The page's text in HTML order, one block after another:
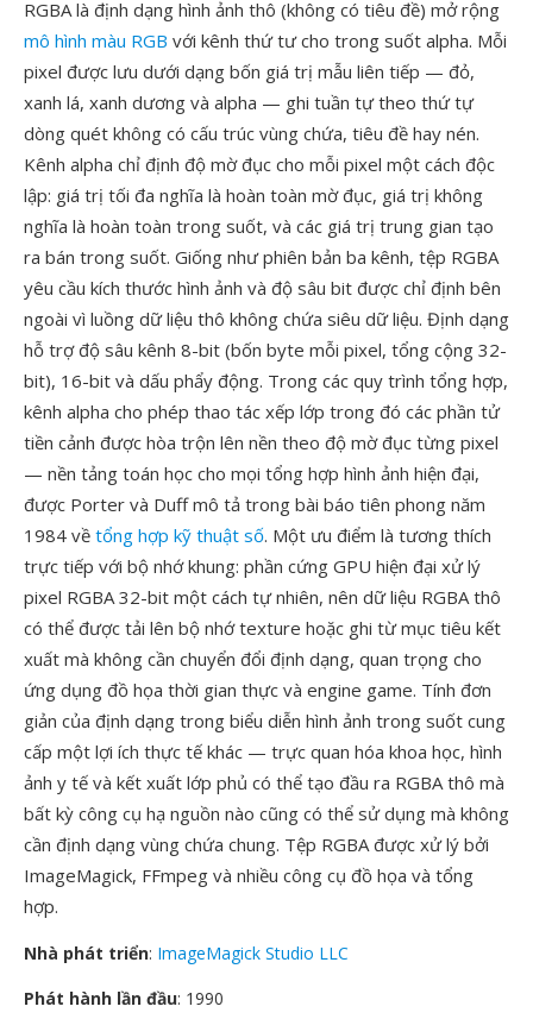
RGBA là định dạng hình ảnh thô (không có tiêu đề) mở rộng
mô hình màu RGB với kênh thứ tư cho trong suốt alpha. Mỗi
pixel được lưu dưới dạng bốn giá trị mẫu liên tiếp — đỏ,
xanh lá, xanh dương và alpha — ghi tuần tự theo thứ tự
dòng quét không có cấu trúc vùng chứa, tiêu đề hay nén.
Kênh alpha chỉ định độ mờ đục cho mỗi pixel một cách độc
lập: giá trị tối đa nghĩa là hoàn toàn mờ đục, giá trị không
nghĩa là hoàn toàn trong suốt, và các giá trị trung gian tạo
ra bán trong suốt. Giống như phiên bản ba kênh, tệp RGBA
yêu cầu kích thước hình ảnh và độ sâu bit được chỉ định bên
ngoài vì luồng dữ liệu thô không chứa siêu dữ liệu. Định dạng
hỗ trợ độ sâu kênh 8-bit (bốn byte mỗi pixel, tổng cộng 32-
bit), 16-bit và dấu phẩy động. Trong các quy trình tổng hợp,
kênh alpha cho phép thao tác xếp lớp trong đó các phần tử
tiền cảnh được hòa trộn lên nền theo độ mờ đục từng pixel
— nền tảng toán học cho mọi tổng hợp hình ảnh hiện đại,
được Porter và Duff mô tả trong bài báo tiên phong năm
1984 về tổng hợp kỹ thuật số. Một ưu điểm là tương thích
trực tiếp với bộ nhớ khung: phần cứng GPU hiện đại xử lý
pixel RGBA 32-bit một cách tự nhiên, nên dữ liệu RGBA thô
có thể được tải lên bộ nhớ texture hoặc ghi từ mục tiêu kết
xuất mà không cần chuyển đổi định dạng, quan trọng cho
ứng dụng đồ họa thời gian thực và engine game. Tính đơn
giản của định dạng trong biểu diễn hình ảnh trong suốt cung
cấp một lợi ích thực tế khác — trực quan hóa khoa học, hình
ảnh y tế và kết xuất lớp phủ có thể tạo đầu ra RGBA thô mà
bất kỳ công cụ hạ nguồn nào cũng có thể sử dụng mà không
cần định dạng vùng chứa chung. Tệp RGBA được xử lý bởi
ImageMagick, FFmpeg và nhiều công cụ đồ họa và tổng
hợp.
Nhà phát triển: ImageMagick Studio LLC
Phát hành lần đầu: 1990